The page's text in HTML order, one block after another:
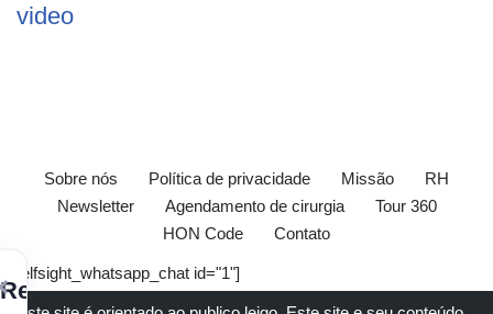
video
Sobre nós Política de privacidade Missão
RH
Newsletter
Agendamento de cirurgia
Tour 360
HON Code
Contato
[elfsight_whatsapp_chat id="1"]
Receba